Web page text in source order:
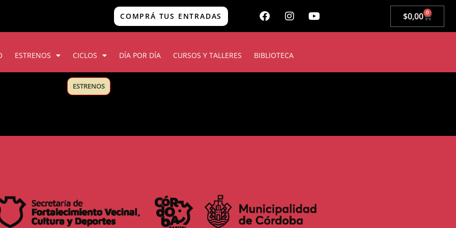
COMPRÁ TUS ENTRADAS $0,00 0
ESTRENOS CICLOS DÍA POR DÍA CURSOS Y TALLERES BIBLIOTECA
ESTRENOS